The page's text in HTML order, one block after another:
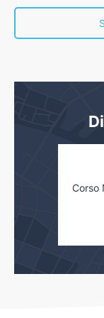
economiche nelle
nostra concessionaria.
Corso